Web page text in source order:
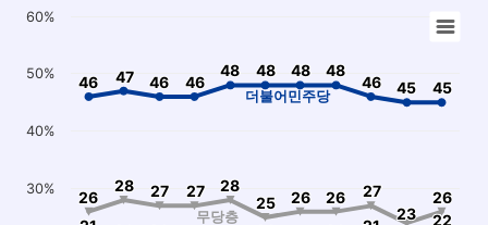
Chart
The chart has 1 X axis displaying categories.
The chart has 1 Y axis displaying values. Data ranges from 1
더불어민주당
무당층
46
46 47
47 46
46 46
46
48
48 48
48 48
48 48
48
46
46 45
45 45
45
23
23 22
22
26
26
28
28 27
27 27
27 28
28
25
25 26
26 26
26 27
27 26
26
30%
40%
50%
60%